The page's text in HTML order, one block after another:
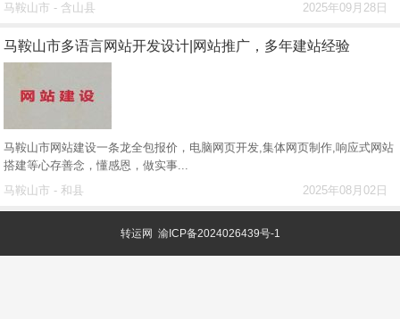
2025年09月28日
马鞍山市 - 含山县
马鞍山市多语言网站开发设计|网站推广，多年建站经验
马鞍山市网站建设一条龙全包报价，电脑网页开发,集体网页制作,响应式网站
搭建等心存善念，懂感恩，做实事...
2025年08月02日
马鞍山市 - 和县
转运网 渝ICP备2024026439号-1